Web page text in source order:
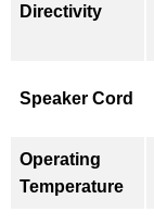
Directivity
Speaker Cord
Operating
Temperature